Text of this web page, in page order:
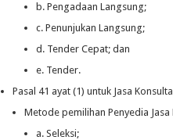
b. Pengadaan Langsung;
c. Penunjukan Langsung;
d. Tender Cepat; dan
e. Tender.
Pasal 41 ayat (1) untuk Jasa
Metode pemilihan Penyedia
a. Seleksi;